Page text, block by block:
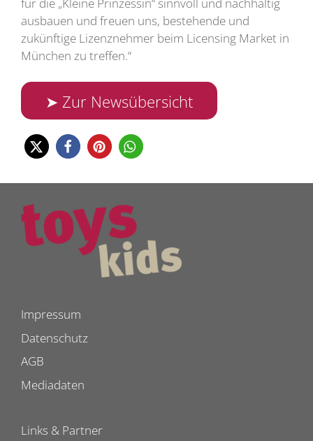
ausbauen und freuen uns, bestehende und
zukünftige Lizenznehmer beim Licensing Market in
München zu treffen.“
➤ Zur Newsübersicht
Impressum
Datenschutz
AGB
Mediadaten
Links & Partner